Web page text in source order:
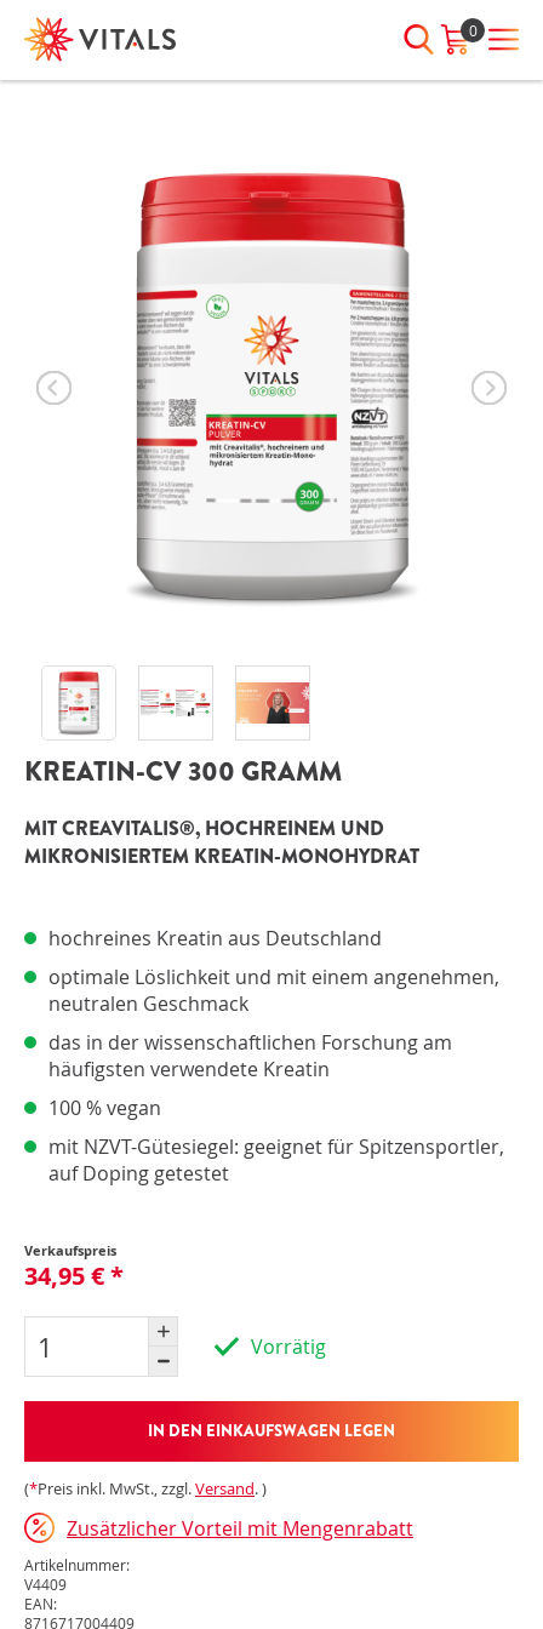
0
Wir sind jeden Tag für Sie da!
Wenn wir Ihnen irgendwie
Sie bitte Kontakt mit uns auf:
00800 7887 7887
E-Mail-Adresse
Passwort
PasswortPasswort
KREATIN-CV 300 GRAMM
MIT CREAVITALIS®, HOCHREINEM UND
MIKRONISIERTEM KREATIN-MONOHYDRAT
hochreines Kreatin aus Deutschland
optimale Löslichkeit und mit einem angenehmen,
neutralen Geschmack
das in der wissenschaftlichen Forschung am
häufigsten verwendete Kreatin
100 % vegan
mit NZVT-Gütesiegel: geeignet für Spitzensportler,
auf Doping getestet
Verkaufspreis
34,95 € *
Vorrätig
IN DEN EINKAUFSWAGEN LEGEN
(*Preis inkl. MwSt., zzgl.Versand. )
Zusätzlicher Vorteil mit Mengenrabatt
Artikelnummer:
V4409
EAN:
8716717004409